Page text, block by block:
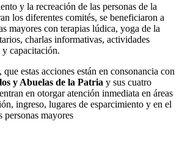
y la recreación de las personas de la
los diferentes comités, se beneficiaron a
mayores con terapias lúdica, yoga de la
charlas informativas, actividades
capacitación.
estas acciones están en consonancia con
y Abuelas de la Patria y sus cuatro
en otorgar atención inmediata en áreas
ingreso, lugares de esparcimiento y en el
personas mayores